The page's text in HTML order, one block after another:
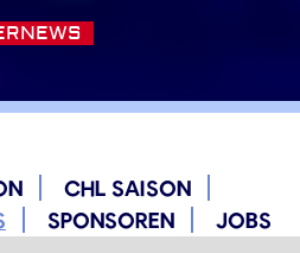
CHL SAISON
SPONSOREN JOBS